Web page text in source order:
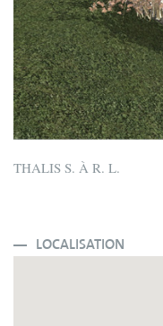
THALIS S. À R. L.
LOCALISATION